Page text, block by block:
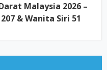
Malaysia 2026 –
& Wanita Siri 51